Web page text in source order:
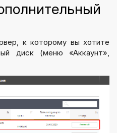
к которому вы хотите
диск (меню «Аккаунт»,